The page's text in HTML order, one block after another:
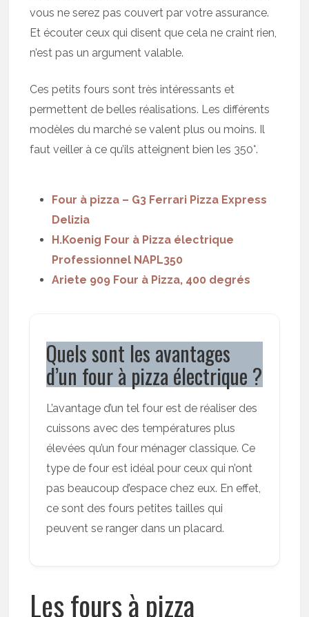
vous ne serez pas couvert par votre assurance.
Et écouter ceux qui disent que cela ne craint rien,
n’est pas un argument valable.
Ces petits fours sont très intéressants et
permettent de belles réalisations. Les différents
modèles du marché se valent plus ou moins. Il
faut veiller à ce qu’ils atteignent bien les 350°.
Four à pizza – G3 Ferrari Pizza Express
Delizia
H.Koenig Four à Pizza électrique
Professionnel NAPL350
Ariete 909 Four à Pizza, 400 degrés
Quels sont les avantages
d’un four à pizza électrique ?
L’avantage d’un tel four est de réaliser des
cuissons avec des températures plus
élevées qu’un four ménager classique. Ce
type de four est idéal pour ceux qui n’ont
pas beaucoup d’espace chez eux. En effet,
ce sont des fours petites tailles qui
peuvent se ranger dans un placard.
Les fours à pizza